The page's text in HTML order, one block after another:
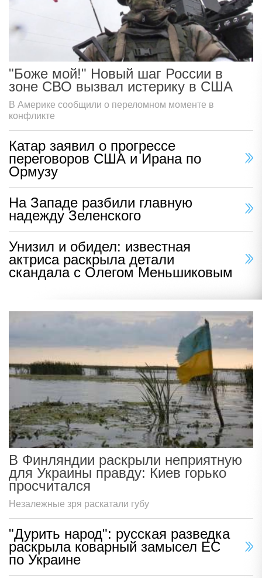
"Боже мой!" Новый шаг России в
зоне СВО вызвал истерику в США
В Америке сообщили о переломном моменте в
конфликте
Катар заявил о прогрессе
переговоров США и Ирана по
Ормузу
На Западе разбили главную
надежду Зеленского
Унизил и обидел: известная
актриса раскрыла детали
скандала с Олегом Меньшиковым
В Финляндии раскрыли неприятную
для Украины правду: Киев горько
просчитался
Незалежные зря раскатали губу
"Дурить народ": русская разведка
раскрыла коварный замысел ЕС
по Украине